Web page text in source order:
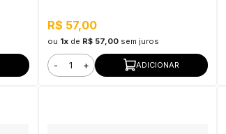
R$ 57,00
ou 1xde R$ 57,00 sem juros
- + ADICIONAR